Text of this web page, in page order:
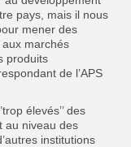
pays, mais il nous
mener des
marchés
produits
de l’APS
élevés’’ des
au niveau des
institutions